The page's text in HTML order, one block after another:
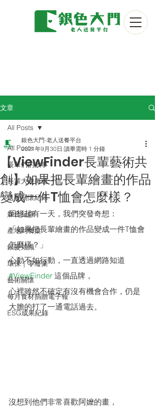
文章
All Posts
長輩們的故事
長輩大使每週一信
送餐關懷紀錄
媒合紀錄
產地到餐桌
銀髮知識
環保｜零廢棄
藝術關懷
每月食材捐贈電子報
ESG成果紀錄
All Posts
【ViewFinder長輩藝術共
創】如果把長輩繪畫的作品
變成一件T恤會怎麼樣？
銀色大門-老人送餐平台
2021年9月30日 讀畢需時 1 分鐘
回想起有一天，我們突發奇想：
「如果把長輩繪畫的作品變成一件T恤會
怎麼樣？」
心動不如行動，一直透過網路知道
#ViewFinder 這個品牌，
心裡雖然不確定有沒有機會合作，仍是
大膽的打了一通電話過去。
沒想到他們非常喜歡阿嬤的畫，